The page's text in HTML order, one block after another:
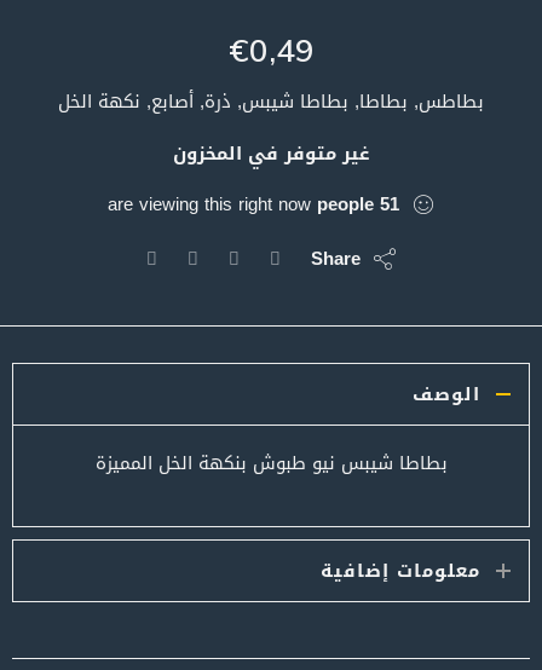
€0,49
بطاطس, بطاطا, بطاطا شيبس, ذرة, أصابع, نكهة الخل
غير متوفر في المخزون
51
people
are viewing this right now
Share
الوصف
بطاطا شيبس نيو طبوش بنكهة الخل المميزة
معلومات إضافية